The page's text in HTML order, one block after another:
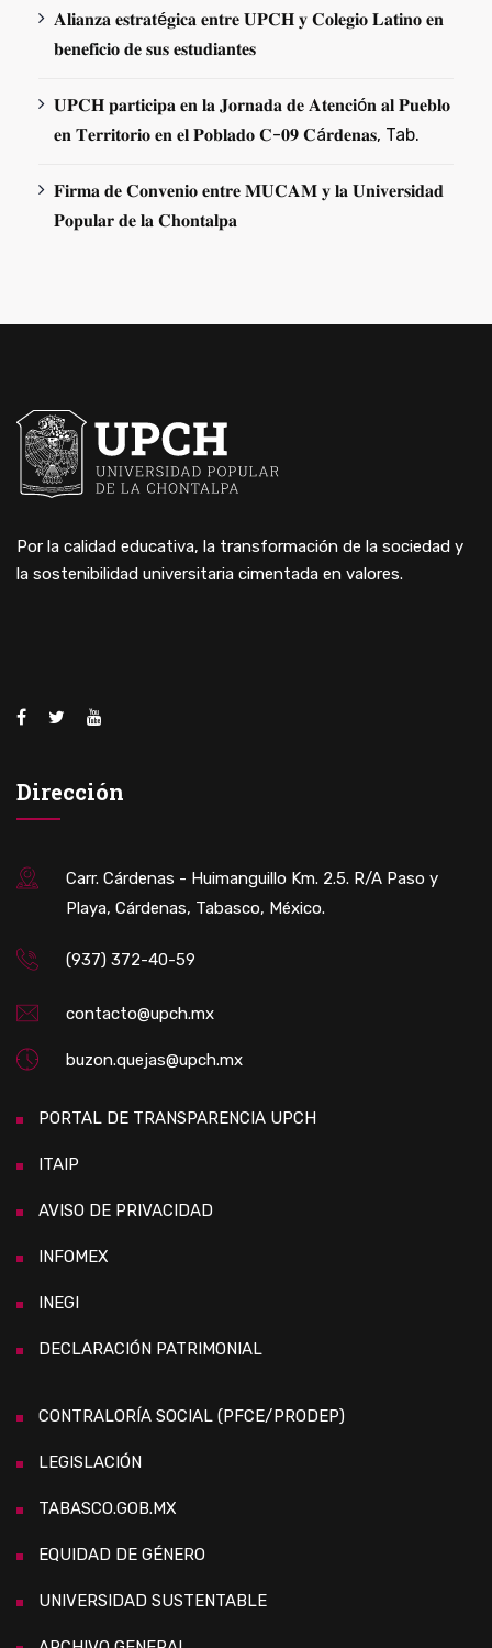
𝐀𝐥𝐢𝐚𝐧𝐳𝐚 𝐞𝐬𝐭𝐫𝐚𝐭é𝐠𝐢𝐜𝐚 𝐞𝐧𝐭𝐫𝐞 𝐔𝐏𝐂𝐇 𝐲 𝐂𝐨𝐥𝐞𝐠𝐢𝐨 𝐋𝐚𝐭𝐢𝐧𝐨 𝐞𝐧
𝐛𝐞𝐧𝐞𝐟𝐢𝐜𝐢𝐨 𝐝𝐞 𝐬𝐮𝐬 𝐞𝐬𝐭𝐮𝐝𝐢𝐚𝐧𝐭𝐞𝐬
𝐔𝐏𝐂𝐇 𝐩𝐚𝐫𝐭𝐢𝐜𝐢𝐩𝐚 𝐞𝐧 𝐥𝐚 𝐉𝐨𝐫𝐧𝐚𝐝𝐚 𝐝𝐞 𝐀𝐭𝐞𝐧𝐜𝐢ó𝐧 𝐚𝐥 𝐏𝐮𝐞𝐛𝐥𝐨
𝐞𝐧 𝐓𝐞𝐫𝐫𝐢𝐭𝐨𝐫𝐢𝐨 𝐞𝐧 𝐞𝐥 𝐏𝐨𝐛𝐥𝐚𝐝𝐨 𝐂-𝟎𝟗 𝐂á𝐫𝐝𝐞𝐧𝐚𝐬, Tab.
𝐅𝐢𝐫𝐦𝐚 𝐝𝐞 𝐂𝐨𝐧𝐯𝐞𝐧𝐢𝐨 𝐞𝐧𝐭𝐫𝐞 𝐌𝐔𝐂𝐀𝐌 𝐲 𝐥𝐚 𝐔𝐧𝐢𝐯𝐞𝐫𝐬𝐢𝐝𝐚𝐝
𝐏𝐨𝐩𝐮𝐥𝐚𝐫 𝐝𝐞 𝐥𝐚 𝐂𝐡𝐨𝐧𝐭𝐚𝐥𝐩𝐚
Por la calidad educativa, la transformación de la sociedad y
la sostenibilidad universitaria cimentada en valores.
Dirección
Carr. Cárdenas - Huimanguillo Km. 2.5. R/A Paso y
Playa, Cárdenas, Tabasco, México.
(937) 372-40-59
contacto@upch.mx
buzon.quejas@upch.mx
PORTAL DE TRANSPARENCIA UPCH
ITAIP
AVISO DE PRIVACIDAD
INFOMEX
INEGI
DECLARACIÓN PATRIMONIAL
CONTRALORÍA SOCIAL (PFCE/PRODEP)
LEGISLACIÓN
TABASCO.GOB.MX
EQUIDAD DE GÉNERO
UNIVERSIDAD SUSTENTABLE